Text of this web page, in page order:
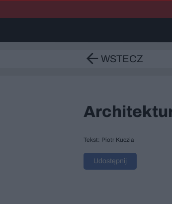
WSTECZ
Tekst: Piotr Kuczia
Udostępnij